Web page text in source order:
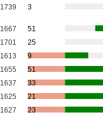
1739 3
1667
51
1701
25
1613
9
1655
51
1637
33
1625
21
1627
23